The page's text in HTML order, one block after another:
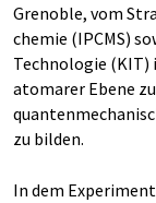
Grenoble, vom
chemie (IPCMS)
Technologie (KIT)
atomarer Ebene
zu bilden.
In dem